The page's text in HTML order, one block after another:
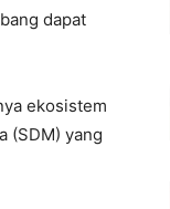
dapat
ekosistem
(SDM) yang